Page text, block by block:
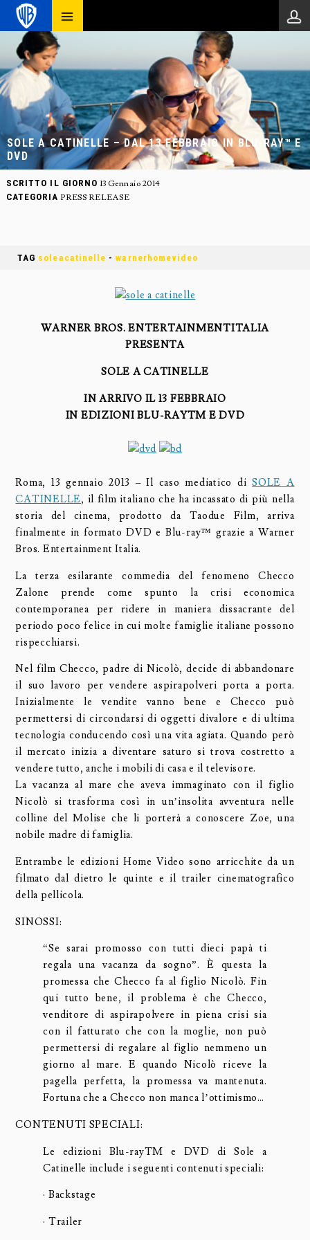
SOLE A CATINELLE – DAL 13 FEBBRAIO IN BLU-RAY™ E
DVD
SCRITTO IL GIORNO 13 Gennaio 2014
CATEGORIA PRESS RELEASE
TAG soleacatinelle -warnerhomevideo
WARNER BROS. ENTERTAINMENTITALIA
PRESENTA
SOLE A CATINELLE
IN ARRIVO IL 13 FEBBRAIO
IN EDIZIONI BLU-RAYTM E DVD
Roma, 13 gennaio 2013 – Il caso mediatico diSOLE A
CATINELLE, il film italiano che ha incassato di più nella
storia del cinema, prodotto da Taodue Film, arriva
finalmente in formato DVD e Blu-ray™ grazie a Warner
Bros. Entertainment Italia.
La terza esilarante commedia del fenomeno Checco
Zalone prende come spunto la crisi economica
contemporanea per ridere in maniera dissacrante del
periodo poco felice in cui molte famiglie italiane possono
rispecchiarsi.
Nel film Checco, padre di Nicolò, decide di abbandonare
il suo lavoro per vendere aspirapolveri porta a porta.
Inizialmente le vendite vanno bene e Checco può
permettersi di circondarsi di oggetti divalore e di ultima
tecnologia conducendo così una vita agiata. Quando però
il mercato inizia a diventare saturo si trova costretto a
vendere tutto, anche i mobili di casa e il televisore.
La vacanza al mare che aveva immaginato con il figlio
Nicolò si trasforma così in un’insolita avventura nelle
colline del Molise che li porterà a conoscere Zoe, una
nobile madre di famiglia.
Entrambe le edizioni Home Video sono arricchite da un
filmato dal dietro le quinte e il trailer cinematografico
della pellicola.
SINOSSI:
“Se sarai promosso con tutti dieci papà ti
regala una vacanza da sogno”. È questa la
promessa che Checco fa al figlio Nicolò. Fin
qui tutto bene, il problema è che Checco,
venditore di aspirapolvere in piena crisi sia
con il fatturato che con la moglie, non può
permettersi di regalare al figlio nemmeno un
giorno al mare. E quando Nicolò riceve la
pagella perfetta, la promessa va mantenuta.
Fortuna che a Checco non manca l’ottimismo…
CONTENUTI SPECIALI:
Le edizioni Blu-rayTM e DVD di Sole a
Catinelle include i seguenti contenuti speciali:
· Backstage
· Trailer